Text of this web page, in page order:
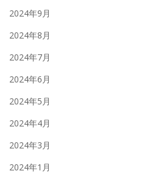
2024年9月
2024年8月
2024年7月
2024年6月
2024年5月
2024年4月
2024年3月
2024年1月